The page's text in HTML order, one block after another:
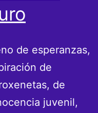
de esperanzas,
de
de
juvenil,